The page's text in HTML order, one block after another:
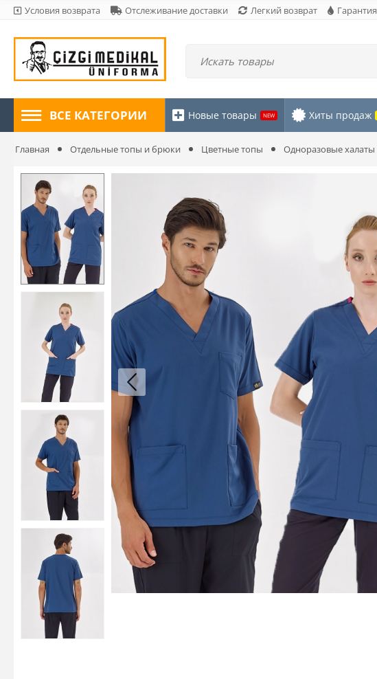
Условия возврата Отслеживание доставки Легкий возврат Гарантия
ВСЕ КАТЕГОРИИ Новые товары NEW Хиты продаж
Главная Отдельные топы и брюки Цветные топы Одноразовые халаты